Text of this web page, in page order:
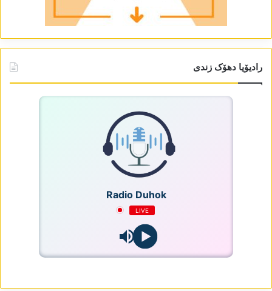
رادیۆیا دھۆک زندی
Radio Duhok
LIVE